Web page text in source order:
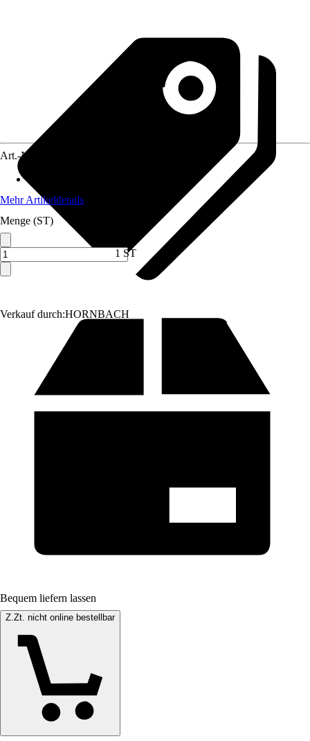
Verkauf durch:HORNBACH
Art.-Nr.
Mehr Artikeldetails
Menge (ST)
1 ST
Bequem liefern lassen
Z.Zt. nicht online bestellbar